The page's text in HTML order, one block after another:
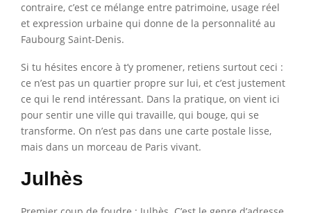
contraire, c’est ce mélange entre patrimoine, usage réel
et expression urbaine qui donne de la personnalité au
Faubourg Saint-Denis.
Si tu hésites encore à t’y promener, retiens surtout ceci :
ce n’est pas un quartier propre sur lui, et c’est justement
ce qui le rend intéressant. Dans la pratique, on vient ici
pour sentir une ville qui travaille, qui bouge, qui se
transforme. On n’est pas dans une carte postale lisse,
mais dans un morceau de Paris vivant.
Julhès